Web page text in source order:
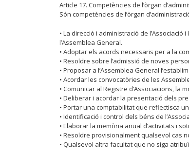
Article 17. Competències de l’òrgan
Són competències de l’òrgan
• La direcció i administració de
l’Assemblea General.
• Adoptar els acords necessaris per a la
• Resoldre sobre l’admissió de noves
• Proposar a l’Assemblea General
• Acordar les convocatòries de les
• Comunicar al Registre d’Associacions, la
• Deliberar i acordar la presentació dels
• Portar una comptabilitat que reflectisca
• Identificació i control dels béns de
• Elaborar la memòria anual d’activitats i
• Resoldre provisionalment qualsevol cas
• Qualsevol altra facultat que no siga